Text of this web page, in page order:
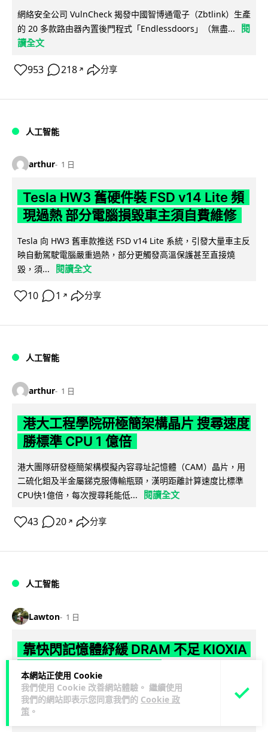
本網站正使用 Cookie
我們使用 Cookie 改善網站體驗。 繼續使用
我們的網站即表示您同意我們的 Cookie 政
策 。
網絡安全公司 VulnCheck 揭發中國智博通電子（Zbtlink）生產
的 20 多款路由器內置後門程式「Endlessdoors」（無盡...
閱
讀全文
953 218 ↗ 分享
人工智能
arthur 1 日
Tesla HW3 舊硬件裝 FSD v14 Lite 頻
現過熱 部分電腦損毀車主須自費維修
Tesla 向 HW3 舊車款推送 FSD v14 Lite 系統，引發大量車主反
映自動駕駛電腦嚴重過熱，部分更觸發高溫保護甚至直接燒
毀，須...
閱讀全文
10 1 ↗ 分享
人工智能
arthur 1 日
港大工程學院研極簡架構晶片 搜尋速度
勝標準 CPU 1 億倍
港大團隊研發極簡架構模擬內容尋址記憶體（CAM）晶片，用
二硫化鉬及半金屬銻克服傳輸瓶頸，漢明距離計算速度比標準
CPU快1億倍，每次搜尋耗能低...
閱讀全文
43 20 ↗ 分享
人工智能
Lawton 1 日
靠快閃記憶體紓緩 DRAM 不足 KIOXIA
推 XL1 記憶體擴充模組
KIOXIA 發表全新記憶體擴充模組 XL1 系列，結合低延遲快閃記
憶體 XL-FLASH 與 CXL 介面，將快閃記憶體轉化為記憶體擴充